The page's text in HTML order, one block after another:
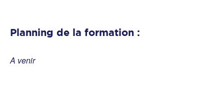
Planning de la formation :
A venir